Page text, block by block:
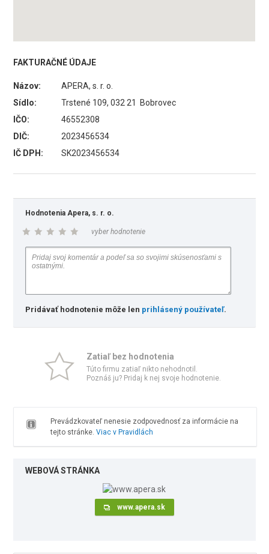
FAKTURAČNÉ ÚDAJE
Názov:
APERA, s. r. o.
Sídlo:
Trstené 109, 032 21 Bobrovec
IČO:
46552308
DIČ:
2023456534
IČ DPH:
SK2023456534
Hodnotenia Apera, s. r. o.
vyber hodnotenie
Pridávať hodnotenie môže len prihlásený používateľ.
Zatiaľ bez hodnotenia
Túto firmu zatiaľ nikto nehodnotil.
Poznáš ju? Pridaj k nej svoje hodnotenie.
Prevádzkovateľ nenesie zodpovednosť za informácie na
tejto stránke. Viac v Pravidlách
WEBOVÁ STRÁNKA
www.apera.sk